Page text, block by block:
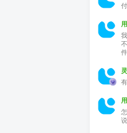
我
不了/